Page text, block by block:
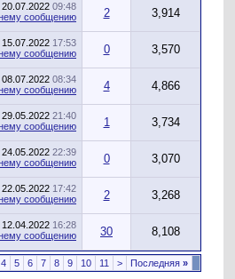
20.07.2022 09:48
2 3,914
15.07.2022 17:53
0 3,570
08.07.2022 08:34
4 4,866
29.05.2022 21:40
1 3,734
24.05.2022 22:39
0 3,070
22.05.2022 17:42
2 3,268
12.04.2022 16:28
30 8,108
4 5 6 7 8 9 10 11 > Последняя »